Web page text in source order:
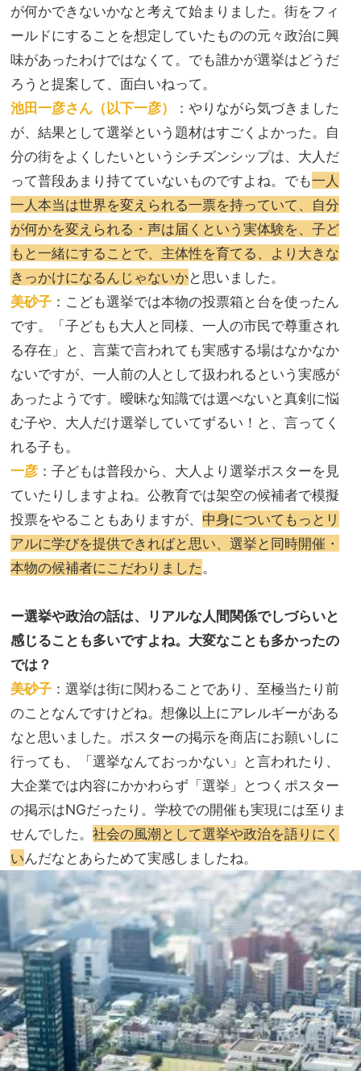
が何かできないかなと考えて始まりました。街をフィ
ールドにすることを想定していたものの元々政治に興
味があったわけではなくて。でも誰かが選挙はどうだ
ろうと提案して、面白いねって。
池田一彦さん（以下一彦）
：やりながら気づきました
が、結果として選挙という題材はすごくよかった。自
分の街をよくしたいというシチズンシップは、大人だ
って普段あまり持てていないものですよね。でも一人
一人本当は世界を変えられる一票を持っていて、自分
が何かを変えられる・声は届くという実体験を、子ど
もと一緒にすることで、主体性を育てる、より大きな
きっかけになるんじゃないかと思いました。
美砂子 ：こども選挙では本物の投票箱と台を使ったん
です。「子どもも大人と同様、一人の市民で尊重され
る存在」と、言葉で言われても実感する場はなかなか
ないですが、一人前の人として扱われるという実感が
あったようです。曖昧な知識では選べないと真剣に悩
む子や、大人だけ選挙していてずるい！と、言ってく
れる子も。
一彦 ：子どもは普段から、大人より選挙ポスターを見
ていたりしますよね。公教育では架空の候補者で模擬
投票をやることもありますが、 中身についてもっとリ
アルに学びを提供できればと思い、選挙と同時開催・
本物の候補者にこだわりました。
ー選挙や政治の話は、リアルな人間関係でしづらいと
感じることも多いですよね。大変なことも多かったの
では？
美砂子 ：選挙は街に関わることであり、至極当たり前
のことなんですけどね。想像以上にアレルギーがある
なと思いました。ポスターの掲示を商店にお願いしに
行っても、「選挙なんておっかない」と言われたり、
大企業では内容にかかわらず「選挙」とつくポスター
の掲示はNGだったり。学校での開催も実現には至りま
せんでした。 社会の風潮として選挙や政治を語りにく
いんだなとあらためて実感しましたね。